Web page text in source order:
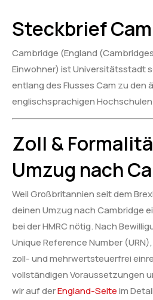
Steckbrief
Cambridge (England
Einwohner) ist Universitätsstadt
entlang des Flusses Cam zu den
englischsprachigen
Zoll &
Umzug nach
Weil Großbritannien seit dem
deinen Umzug nach Cambridge
bei der HMRC nötig. Nach
Unique Reference Number
zoll- und mehrwertsteuerfrei
vollständigen Voraussetzungen
wir auf derEngland-Seiteim